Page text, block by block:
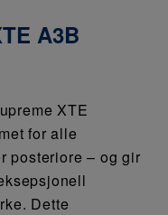
A3B
XTE
for alle
posteriore – og gir
Dette